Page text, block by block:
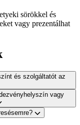
sörökkel és
vagy prezentálhat
és szolgáltatót az
vagy